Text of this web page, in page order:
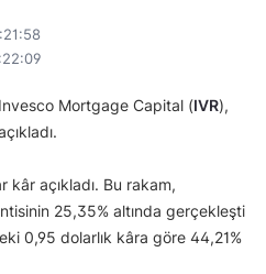
Invesco Mortgage Capital (IVR),
kâr açıkladı. Bu rakam,
25,35% altında gerçekleşti
0,95 dolarlık kâra göre 44,21%